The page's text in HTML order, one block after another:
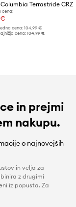
Terrastride CRZ
cena:
€
cena: 104,99 €
cena: 104,99 €
in prejmi
nakupu.
o najnovejših
in velja za
z drugimi
iz popusta. Za